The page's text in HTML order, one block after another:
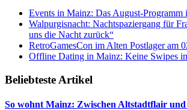
Events in Mainz: Das August-Programm
Walpurgisnacht: Nachtspaziergang für
uns die Nacht zurück“
RetroGamesCon im Alten Postlager am
Offline Dating in Mainz: Keine Swipes
Beliebteste Artikel
So wohnt Mainz: Zwischen Altstadtflair